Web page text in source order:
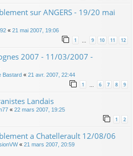
sur ANGERS - 19/20 mai
« 21 mai 2007, 19:06
1 9 10 11 12
2007 - 11/03/2007 -
Bastard « 21 avr. 2007, 22:44
1 6 7 8 9
Landais
« 22 mars 2007, 19:25
1 2
a Chatellerault 12/08/06
« 21 mars 2007, 20:59